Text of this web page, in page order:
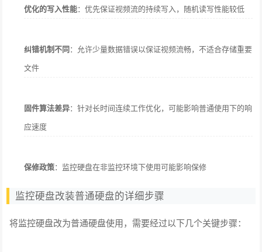
优化的写入性能：优先保证视频流的持续写入，随机读写性能较低
纠错机制不同：允许少量数据错误以保证视频流畅，不适合存储重要
文件
固件算法差异：针对长时间连续工作优化，可能影响普通使用下的响
应速度
保修政策：监控硬盘在非监控环境下使用可能影响保修
监控硬盘改装普通硬盘的详细步骤
将监控硬盘改为普通硬盘使用，需要经过以下几个关键步骤：